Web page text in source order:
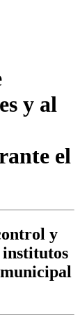
y al
el
y
institutos